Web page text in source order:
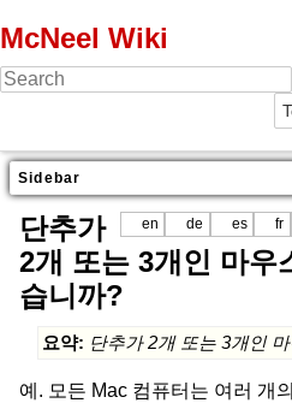
McNeel Wiki
Sidebar
en de es fr
단추가
2개 또는 3개인 마우
습니까?
요약: 단추가 2개 또는 3개인
예. 모든 Mac 컴퓨터는 여러 개